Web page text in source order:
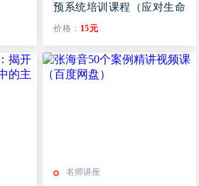
预系统培训课程（应对生命
价格： 15元
名师讲座